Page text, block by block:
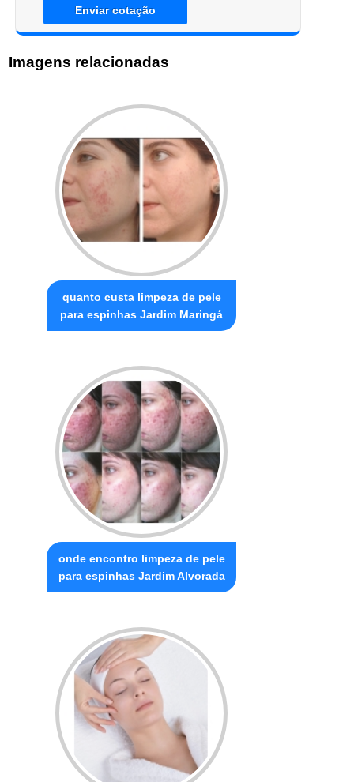
Enviar cotação
Imagens relacionadas
quanto custa limpeza de pele
para espinhas Jardim Maringá
onde encontro limpeza de pele
para espinhas Jardim Alvorada